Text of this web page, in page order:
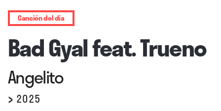
Canción del día
Bad Gyal feat. Trueno
Angelito
› 2025